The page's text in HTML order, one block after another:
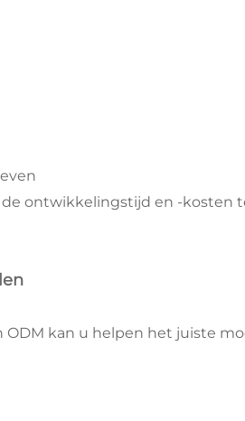
ontwikkelingstijd en -kosten
kan u helpen het juiste